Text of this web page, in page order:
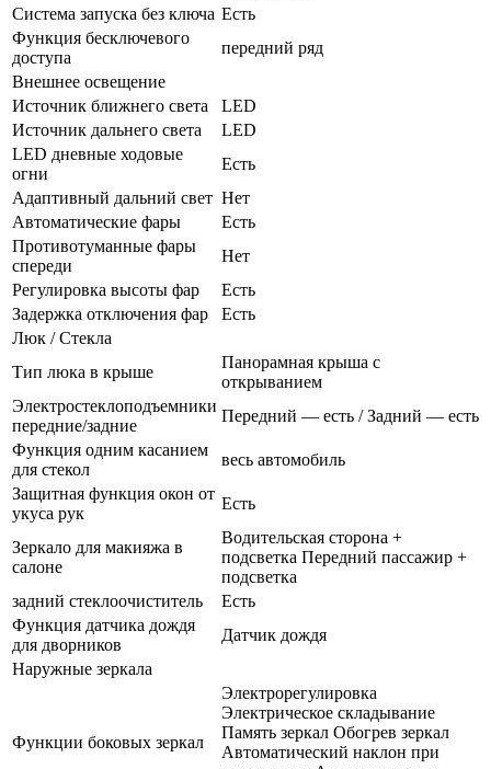
Система запуска без ключа Есть
Функция бесключевого
доступа
передний ряд
Внешнее освещение
Источник ближнего света
LED
Источник дальнего света
LED
LED дневные ходовые
огни
Есть
Адаптивный дальний свет Нет
Автоматические фары
Есть
Противотуманные фары
спереди
Нет
Регулировка высоты фар
Есть
Задержка отключения фар
Есть
Люк / Стекла
Тип люка в крыше
Панорамная крыша с
открыванием
Электростеклоподъемники
передние/задние
Передний — есть / Задний — есть
Функция одним касанием
для стекол
весь автомобиль
Защитная функция окон от
укуса рук
Есть
Зеркало для макияжа в
салоне
Водительская сторона +
подсветка Передний пассажир +
подсветка
задний стеклоочиститель
Есть
Функция датчика дождя
для дворников
Датчик дождя
Наружные зеркала
Функции боковых зеркал
Электрорегулировка
Электрическое складывание
Память зеркал Обогрев зеркал
Автоматический наклон при